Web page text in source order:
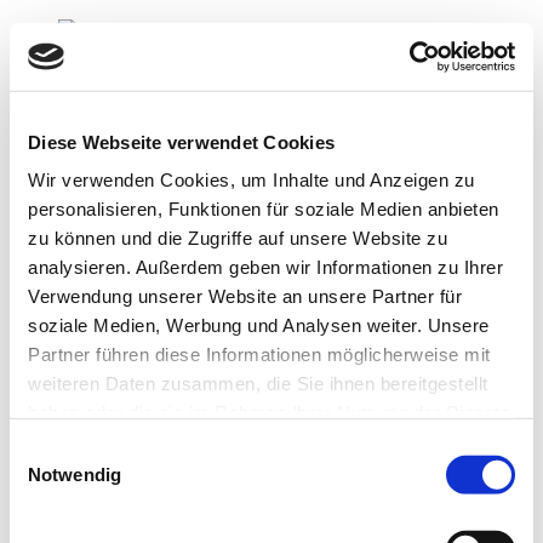
Diese Webseite verwendet Cookies
Wir verwenden Cookies, um Inhalte und Anzeigen zu
personalisieren, Funktionen für soziale Medien anbieten
zu können und die Zugriffe auf unsere Website zu
analysieren. Außerdem geben wir Informationen zu Ihrer
Verwendung unserer Website an unsere Partner für
soziale Medien, Werbung und Analysen weiter. Unsere
Partner führen diese Informationen möglicherweise mit
weiteren Daten zusammen, die Sie ihnen bereitgestellt
Cookies, wenn Sie unsere Webseite weiterhin nutzen.
Notwendig
Navigation überspringen
Startseite
Die Kanzlei
Dienstleistungen
Ärzte und Freiberufler
Unternehmen
Privatpersonen
Unternehmensgründer
Service
Jobs
Anfahrt
Kontakt
Impressum